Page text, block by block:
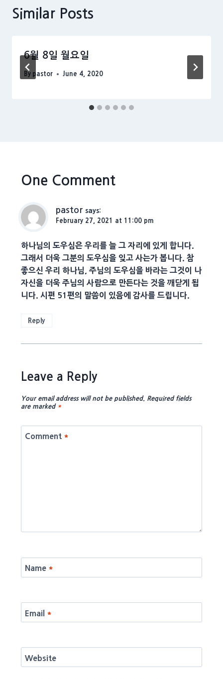
Similar Posts
6월 8일 월요일
By pastor June 4, 2020
One Comment
pastor says:
February 27, 2021 at 11:00 pm
하나님의 도우심은 우리를 늘 그 자리에 있게 합니다.
그래서 더욱 그분의 도우심을 잊고 사는가 봅니다. 참
좋으신 우리 하나님, 주님의 도우심을 바라는 그것이 나
자신을 더욱 주님의 사람으로 만든다는 것을 깨닫게 됩
니다. 시편 51편의 말씀이 있음에 감사를 드립니다.
Reply
Leave a Reply
Your email address will not be published. Required fields
are marked *
Comment *
Name *
Email *
Website